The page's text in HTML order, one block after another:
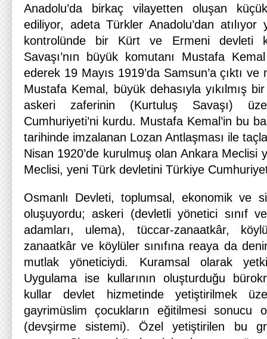
Anadolu’da birkaç vilayetten oluşan
ediliyor, adeta Türkler Anadolu’dan atılıyor
kontrolünde bir Kürt ve Ermeni devleti
Savaşı’nın büyük komutanı Mustafa
ederek 19 Mayıs 1919’da Samsun’a çıktı
Mustafa Kemal, büyük dehasıyla yıkılmış
askeri zaferinin (Kurtuluş Savaşı)
Cumhuriyeti’ni kurdu. Mustafa Kemal’in bu
tarihinde imzalanan Lozan Antlaşması ile
Nisan 1920’de kurulmuş olan Ankara Meclisi
Meclisi, yeni Türk devletini Türkiye
Osmanlı Devleti, toplumsal, ekonomik ve
oluşuyordu; askeri (devletli yönetici sınıf
adamları, ulema), tüccar-zanaatkâr,
zanaatkâr ve köylüler sınıfına reaya da
mutlak yöneticiydi. Kuramsal olarak
Uygulama ise kullarının oluşturduğu
kullar devlet hizmetinde yetiştirilmek
gayrimüslim çocukların eğitilmesi sonucu
(devşirme sistemi). Özel yetiştirilen bu